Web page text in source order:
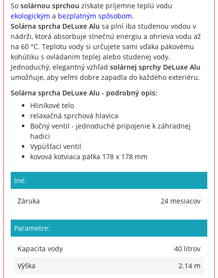
So solárnou sprchou získate príjemne teplú vodu
ekologickým a bezplatným spôsobom.
Solárna sprcha DeLuxe Alu sa plní iba studenou vodou v
nádrži, ktorá absorbuje slnečnú energiu a ohrieva vodu až
na 60 °C. Teplotu vody si určujete sami vďaka pákovému
kohútiku s ovládaním teplej alebo studenej vody.
Jednoduchý, elegantný vzhľad solárnej sprchy DeLuxe Alu
umožňuje, aby veľmi dobre zapadla do každého exteriéru.
Solárna sprcha DeLuxe Alu - podrobný opis:
Hliníkové telo
relaxačná sprchová hlavica
Bočný ventil - jednoduché pripojenie k záhradnej
hadici
Vypúšťací ventil
kovová kotviaca pätka 178 x 178 mm
Iné:
Záruka 24 mesiacov
Parametre:
Kapacita vody
40 litrov
Výška
2.14 m